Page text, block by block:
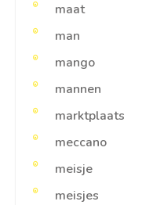
maat
man
mango
mannen
marktplaats
meccano
meisje
meisjes